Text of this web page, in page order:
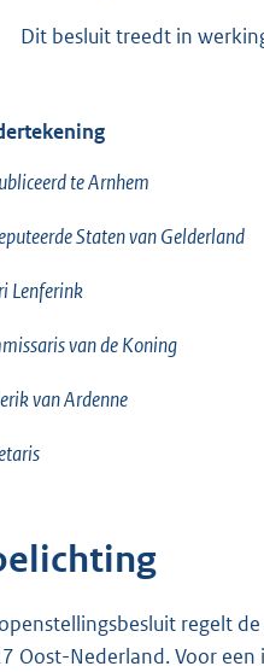
Dit besluit treedt in
te Arnhem
Staten van Gelderland
Lenferink
van de Koning
van Ardenne
regelt
Oost-Nederland. Voor